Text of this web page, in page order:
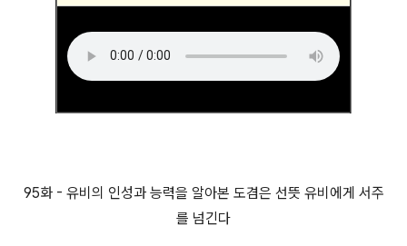
95화 - 유비의 인성과 능력을 알아본 도겸은 선뜻 유비에게 서주
를 넘긴다